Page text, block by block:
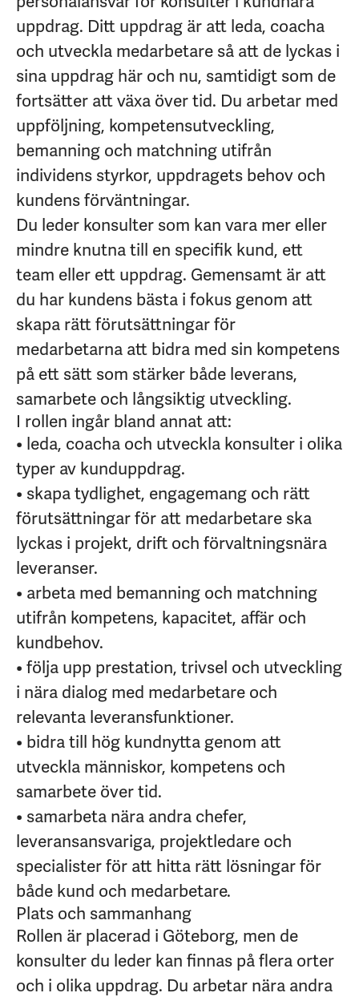
uppdrag. Ditt uppdrag är att leda, coacha
och utveckla medarbetare så att de lyckas i
sina uppdrag här och nu, samtidigt som de
fortsätter att växa över tid. Du arbetar med
uppföljning, kompetensutveckling,
bemanning och matchning utifrån
individens styrkor, uppdragets behov och
kundens förväntningar.
Du leder konsulter som kan vara mer eller
mindre knutna till en specifik kund, ett
team eller ett uppdrag. Gemensamt är att
du har kundens bästa i fokus genom att
skapa rätt förutsättningar för
medarbetarna att bidra med sin kompetens
på ett sätt som stärker både leverans,
samarbete och långsiktig utveckling.
I rollen ingår bland annat att:
• leda, coacha och utveckla konsulter i olika
typer av kunduppdrag.
• skapa tydlighet, engagemang och rätt
förutsättningar för att medarbetare ska
lyckas i projekt, drift och förvaltningsnära
leveranser.
• arbeta med bemanning och matchning
utifrån kompetens, kapacitet, affär och
kundbehov.
• följa upp prestation, trivsel och utveckling
i nära dialog med medarbetare och
relevanta leveransfunktioner.
• bidra till hög kundnytta genom att
utveckla människor, kompetens och
samarbete över tid.
• samarbeta nära andra chefer,
leveransansvariga, projektledare och
specialister för att hitta rätt lösningar för
både kund och medarbetare.
Plats och sammanhang
Rollen är placerad i Göteborg, men de
konsulter du leder kan finnas på flera orter
och i olika uppdrag. Du arbetar nära andra